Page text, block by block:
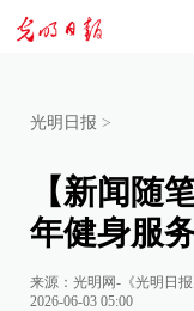
光明日报 >
【新闻随
年健身服
来源： 光明网-《光明日报
2026-06-03 05:00